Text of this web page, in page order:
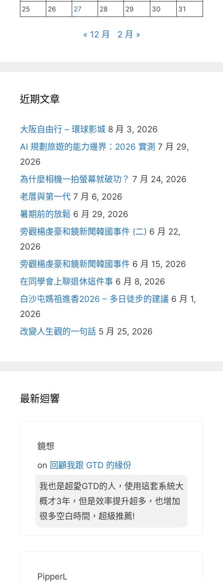
25
26 27 28 29 30 31
« 12 月 2 月 »
近期文章
大阪自由行 – 環球影城 8 月 3, 2026
AI 規劃旅遊的能力邊界：2026 實測 7 月 29,
2026
為什麼相機一拍螢幕就破功？ 7 月 24, 2026
老厝與第一代 7 月 6, 2026
暑期前的放鬆 6 月 29, 2026
旁觀楊虔豪和鏡新聞韓國事件 (二) 6 月 22,
2026
旁觀楊虔豪和鏡新聞韓國事件 6 月 15, 2026
在同學會上聊退休這件事 6 月 8, 2026
白沙屯媽祖進香2026 – 多日徒步的建議 6 月 1,
2026
改變人生觀的一句話 5 月 25, 2026
最新迴響
鏡想
on 回顧我跟 GTD 的緣份
我也是超愛GTD的人，使用這套系統大
概才3年，但是效率提升超多，也增加
很多空白時間，超級推薦!
PipperL